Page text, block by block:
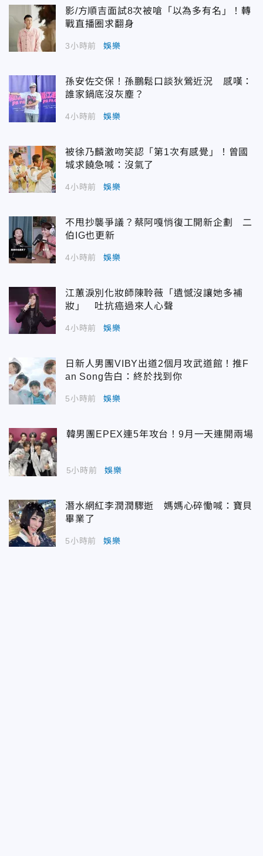
影/方順吉面試8次被嗆「以為多有名」！轉
戰直播圈求翻身
3小時前 娛樂
孫安佐交保！孫鵬鬆口談狄鶯近況 感嘆：
誰家鍋底沒灰塵？
4小時前 娛樂
被徐乃麟激吻笑認「第1次有感覺」！曾國
城求饒急喊：沒氣了
4小時前 娛樂
不甩抄襲爭議？蔡阿嘎悄復工開新企劃 二
伯IG也更新
4小時前 娛樂
江蕙淚別化妝師陳聆薇「遺憾沒讓她多補
妝」 吐抗癌過來人心聲
4小時前 娛樂
日新人男團VIBY出道2個月攻武道館！推F
an Song告白：終於找到你
5小時前 娛樂
韓男團EPEX連5年攻台！9月一天連開兩場
5小時前 娛樂
潛水網紅李潤潤驟逝 媽媽心碎慟喊：寶貝
畢業了
5小時前 娛樂